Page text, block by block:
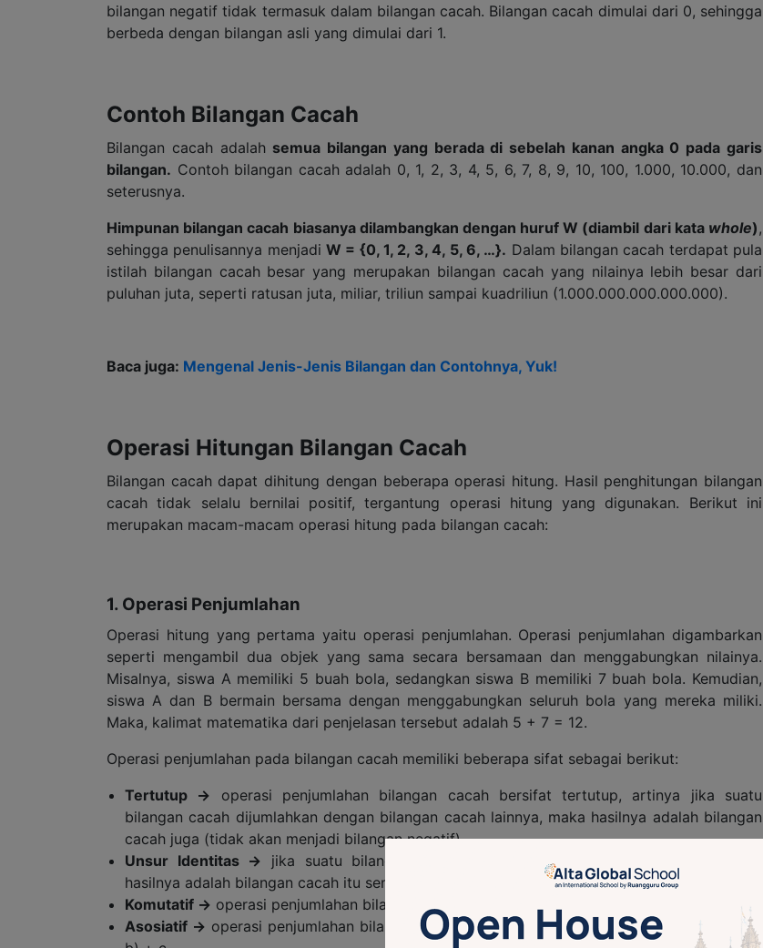
bilangan negatif tidak termasuk dalam bilangan cacah. Bilangan cacah dimulai dari 0, sehingga
berbeda dengan bilangan asli yang dimulai dari 1.
Contoh Bilangan Cacah
Bilangan cacah adalah semua bilangan yang berada di sebelah kanan angka 0 pada garis
bilangan. Contoh bilangan cacah adalah 0, 1, 2, 3, 4, 5, 6, 7, 8, 9, 10, 100, 1.000, 10.000, dan
seterusnya.
Himpunan bilangan cacah biasanya dilambangkan dengan huruf W (diambil dari kata whole),
sehingga penulisannya menjadiW = {0, 1, 2, 3, 4, 5, 6, …}. Dalam bilangan cacah terdapat pula
istilah bilangan cacah besar yang merupakan bilangan cacah yang nilainya lebih besar dari
puluhan juta, seperti ratusan juta, miliar, triliun sampai kuadriliun (1.000.000.000.000.000).
Baca juga: Mengenal Jenis-Jenis Bilangan dan Contohnya, Yuk!
Operasi Hitungan Bilangan Cacah
Bilangan cacah dapat dihitung dengan beberapa operasi hitung. Hasil penghitungan bilangan
cacah tidak selalu bernilai positif, tergantung operasi hitung yang digunakan. Berikut ini
merupakan macam-macam operasi hitung pada bilangan cacah:
1. Operasi Penjumlahan
Operasi hitung yang pertama yaitu operasi penjumlahan. Operasi penjumlahan digambarkan
seperti mengambil dua objek yang sama secara bersamaan dan menggabungkan nilainya.
Misalnya, siswa A memiliki 5 buah bola, sedangkan siswa B memiliki 7 buah bola. Kemudian,
siswa A dan B bermain bersama dengan menggabungkan seluruh bola yang mereka miliki.
Maka, kalimat matematika dari penjelasan tersebut adalah 5 + 7 = 12.
Operasi penjumlahan pada bilangan cacah memiliki beberapa sifat sebagai berikut:
Tertutup → operasi penjumlahan bilangan cacah bersifat tertutup, artinya jika suatu
bilangan cacah dijumlahkan dengan bilangan cacah lainnya, maka hasilnya adalah bilangan
cacah juga (tidak akan menjadi bilangan negatif).
Unsur Identitas → jika suatu bilangan cacah dijumlahkan dengan bilangan nol, maka
hasilnya adalah bilangan cacah itu sendiri. Contoh: 7 + 0 = 7.
Komutatif → operasi penjumlahan bilangan cacah bersifat komutatif, yaitu a + b = b + a.
Asosiatif → operasi penjumlahan bilangan cacah bersifat asosiatif, yaitu a + (b + c) = (a +